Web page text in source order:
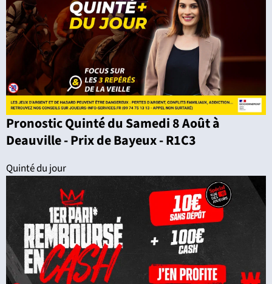
Pronostic Quinté du Samedi 8 Août à
Deauville - Prix de Bayeux - R1C3
Quinté du jour